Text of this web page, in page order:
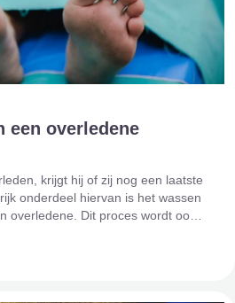
een overledene
krijgt hij of zij nog een laatste
onderdeel hiervan is het wassen
overledene. Dit proces wordt ook